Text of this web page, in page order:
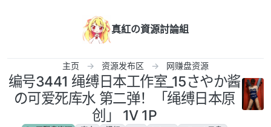
真紅の資源討論組
主页 资源发布区 网赚盘资源
编号3441 绳缚日本工作室_15さやか酱
の可爱死库水 第二弹！「绳缚日本原
创」 1V 1P